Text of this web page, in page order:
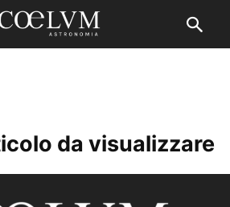
da visualizzare